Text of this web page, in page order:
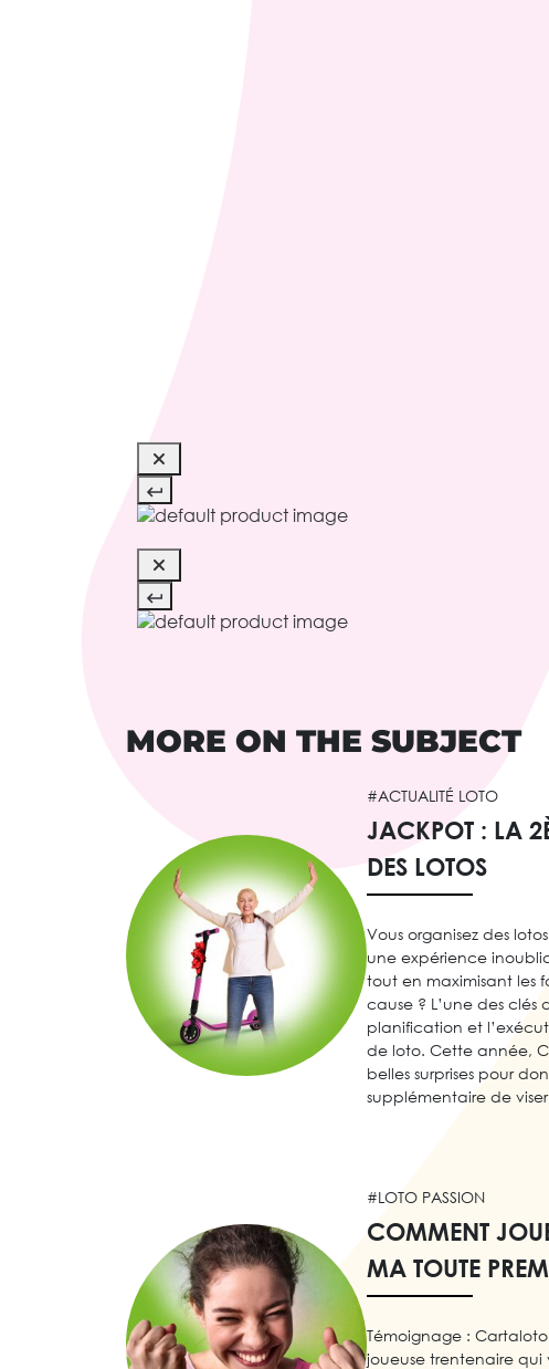
MORE ON THE SUBJECT
#ACTUALITÉ LOTO
JACKPOT : LA
DES LOTOS
Vous organisez des
une expérience
tout en maximisant les
cause ? L’une des clés
planification et
de loto. Cette année,
belles surprises pour
supplémentaire de
#LOTO PASSION
COMMENT
MA TOUTE
Témoignage :
joueuse trentenaire